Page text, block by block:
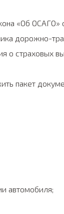
«Об
дорожно-
о страховых
пакет
автомобиля;